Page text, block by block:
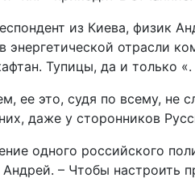
из Киева, физик
энергетической отрасли
Тупицы, да и только «.
ее это, судя по всему,
даже у сторонников
одного российского
– Чтобы настроить